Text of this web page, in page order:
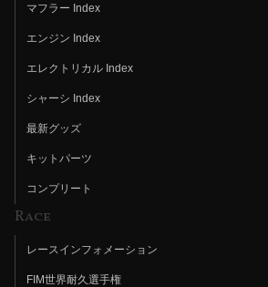
マフラー Index
エンジン Index
エレクトリカル Index
シャーシ Index
最新グッズ
キットパーツ
コンプリート
Race
レースインフォメーション
FIM世界耐久選手権